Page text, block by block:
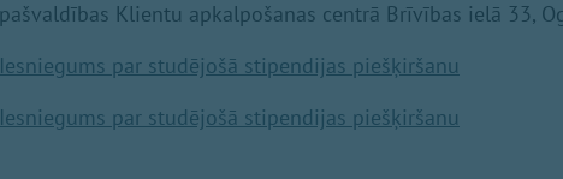
pašvaldības Klientu apkalpošanas centrā Brīvības ielā 33,
Iesniegums par studējošā stipendijas piešķiršanu
Iesniegums par studējošā stipendijas piešķiršanu